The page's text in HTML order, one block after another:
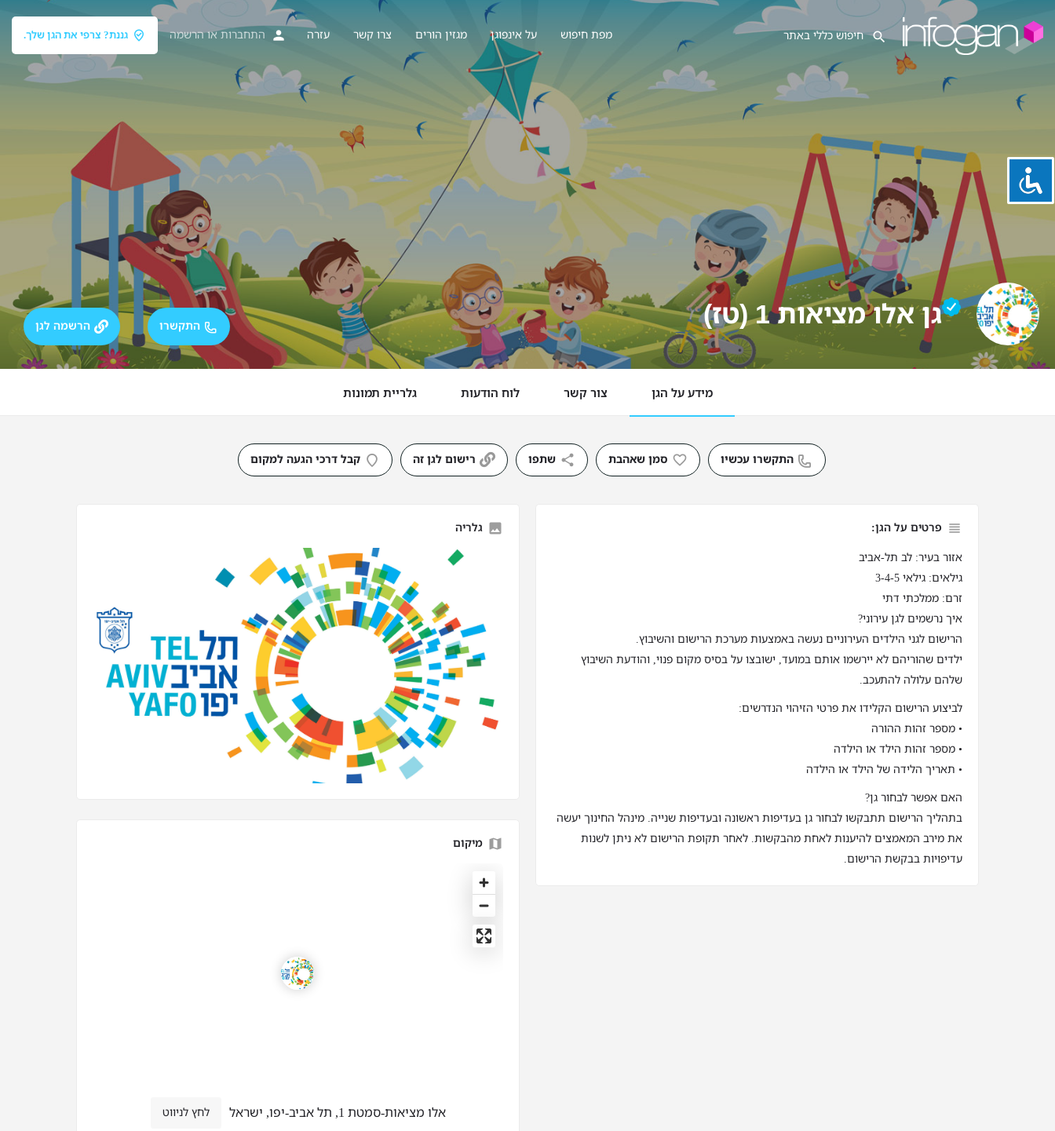
מפת חיפוש על אינפוגן מגזין הורים צרו קשר עזרה התחברות או הרשמה גננת? צרפי את הגן שלך.
גן אלו מציאות 1 (טז) התקשרו הרשמה לגן
מידע על הגן צור קשר לוח הודעות גלריית תמונות
התקשרו עכשיו סמן שאהבת שתפו רישום לגן זה קבל דרכי הגעה למקום
פרטים על הגן:
אזור בעיר: לב תל-אביב
גילאים: גילאי 3-4-5
זרם: ממלכתי דתי
איך נרשמים לגן עירוני?
הרישום לגני הילדים העירוניים נעשה באמצעות מערכת הרישום והשיבוץ.
ילדים שהוריהם לא יירשמו אותם במועד, ישובצו על בסיס מקום פנוי, והודעת השיבוץ
שלהם עלולה להתעכב.
לביצוע הרישום הקלידו את פרטי הזיהוי הנדרשים:
• מספר זהות ההורה
• מספר זהות הילד או הילדה
• תאריך הלידה של הילד או הילדה
האם אפשר לבחור גן?
בתהליך הרישום תתבקשו לבחור גן בעדיפות ראשונה ובעדיפות שנייה. מינהל החינוך יעשה
את מירב המאמצים להיענות לאחת מהבקשות. לאחר תקופת הרישום לא ניתן לשנות
עדיפויות בבקשת הרישום.
גלריה
מיקום
אלו מציאות-סמטת 1, תל אביב-יפו, ישראל לחץ לניווט